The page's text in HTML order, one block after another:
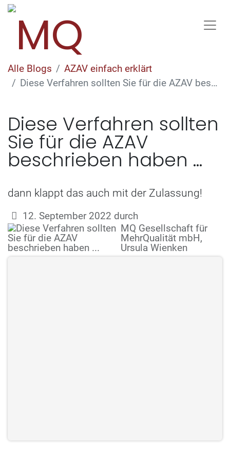
Alle Blogs
AZAV einfach erklärt
Diese Verfahren sollten Sie für die AZAV beschrieben haben ...
Diese Verfahren sollten
Sie für die AZAV
beschrieben haben ...
dann klappt das auch mit der Zulassung!
12. September 2022 durch
MQ Gesellschaft für
MehrQualität mbH,
Ursula Wienken